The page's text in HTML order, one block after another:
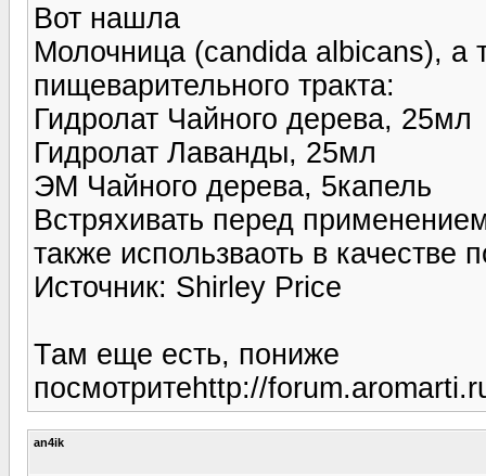
Вот нашла
Молочница (candida albicans), а
пищеварительного тракта:
Гидролат Чайного дерева, 25мл
Гидролат Лаванды, 25мл
ЭМ Чайного дерева, 5капель
Встряхивать перед
также использваоть в качестве
Источник: Shirley Price
Там еще есть, пониже
посмотритеhttp://
an4ik